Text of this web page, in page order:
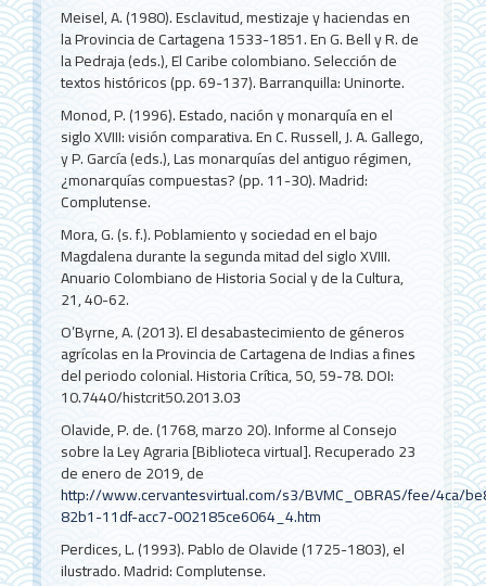
Meisel, A. (1980). Esclavitud, mestizaje y haciendas en
la Provincia de Cartagena 1533-1851. En G. Bell y R. de
la Pedraja (eds.), El Caribe colombiano. Selección de
textos históricos (pp. 69-137). Barranquilla: Uninorte.
Monod, P. (1996). Estado, nación y monarquía en el
siglo XVIII: visión comparativa. En C. Russell, J. A. Gallego,
y P. García (eds.), Las monarquías del antiguo régimen,
¿monarquías compuestas? (pp. 11-30). Madrid:
Complutense.
Mora, G. (s. f.). Poblamiento y sociedad en el bajo
Magdalena durante la segunda mitad del siglo XVIII.
Anuario Colombiano de Historia Social y de la Cultura,
21, 40-62.
O’Byrne, A. (2013). El desabastecimiento de géneros
agrícolas en la Provincia de Cartagena de Indias a fines
del periodo colonial. Historia Crítica, 50, 59-78. DOI:
10.7440/histcrit50.2013.03
Olavide, P. de. (1768, marzo 20). Informe al Consejo
sobre la Ley Agraria [Biblioteca virtual]. Recuperado 23
de enero de 2019, de
http://www.cervantesvirtual.com/s3/BVMC_OBRAS/fee/
82b1-11df-acc7-002185ce6064_4.htm
Perdices, L. (1993). Pablo de Olavide (1725-1803), el
ilustrado. Madrid: Complutense.